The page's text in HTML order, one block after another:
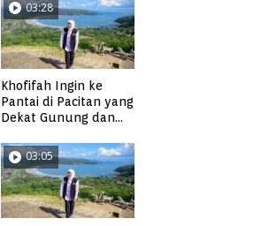
03:28
Khofifah Ingin ke
Pantai di Pacitan yang
Dekat Gunung dan
Pangasan?
03:05